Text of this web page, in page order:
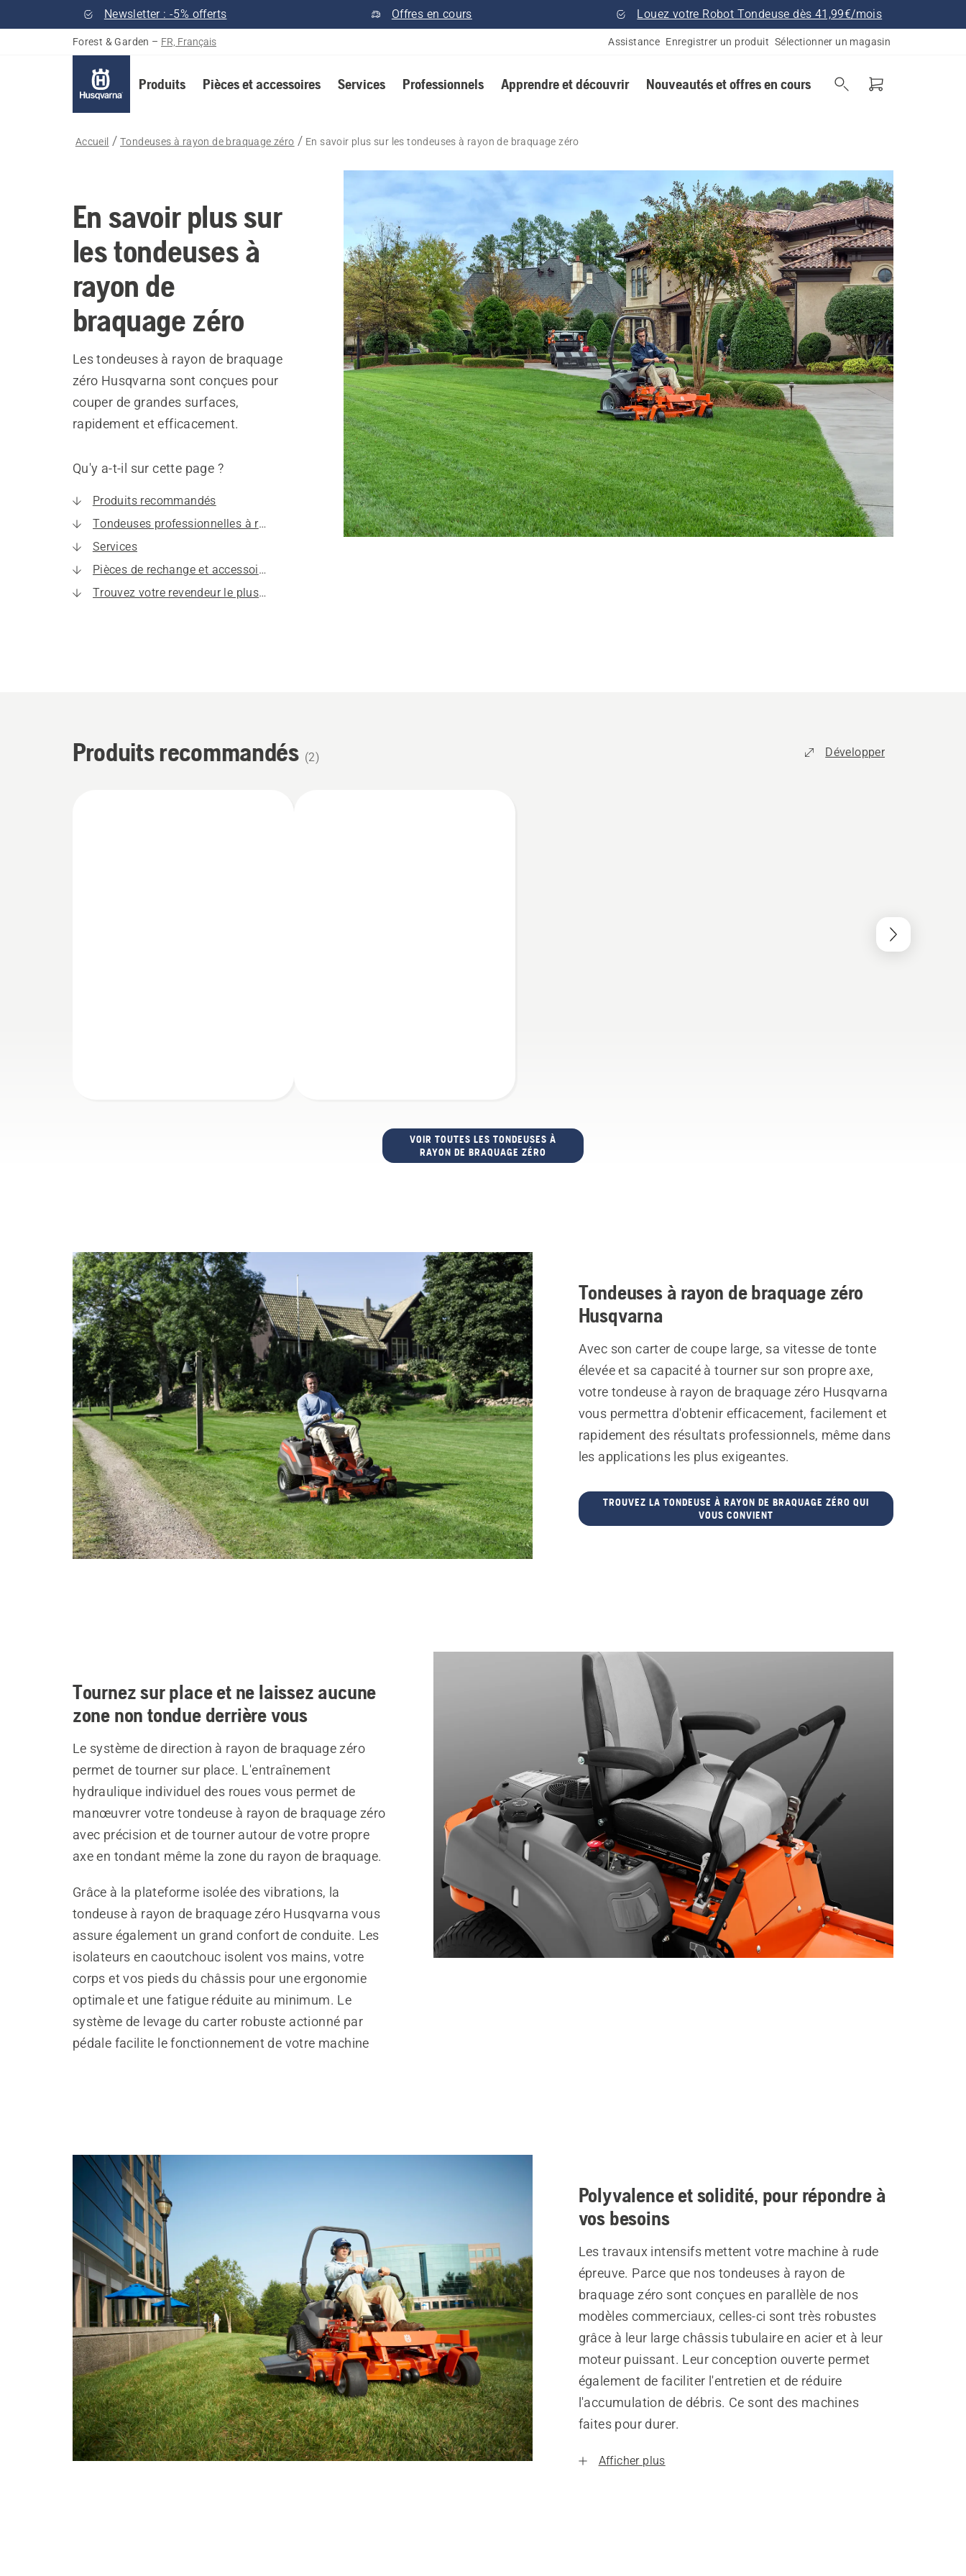
Newsletter : -5% offerts Offres en cours Louez votre Robot Tondeuse dès 41,99€/mois
Forest & Garden – FR, Français Assistance Enregistrer un produit Sélectionner un magasin
Produits Pièces et accessoires Services Professionnels Apprendre et découvrir Nouveautés et offres en cours
Accueil Tondeuses à rayon de braquage zéro En savoir plus sur les tondeuses à rayon de braquage zéro
En savoir plus sur
les tondeuses à
rayon de
braquage zéro
Les tondeuses à rayon de braquage
zéro Husqvarna sont conçues pour
couper de grandes surfaces,
rapidement et efficacement.
Qu'y a-t-il sur cette page ?
Produits recommandés
Tondeuses professionnelles à rayon de braquage zéro
Services
Pièces de rechange et accessoires
Trouvez votre revendeur le plus proche
Produits recommandés (2) Développer
VOIR TOUTES LES TONDEUSES À
RAYON DE BRAQUAGE ZÉRO
Tondeuses à rayon de braquage zéro
Husqvarna
Avec son carter de coupe large, sa vitesse de tonte
élevée et sa capacité à tourner sur son propre axe,
votre tondeuse à rayon de braquage zéro Husqvarna
vous permettra d'obtenir efficacement, facilement et
rapidement des résultats professionnels, même dans
les applications les plus exigeantes.
TROUVEZ LA TONDEUSE À RAYON DE BRAQUAGE ZÉRO QUI
VOUS CONVIENT
Tournez sur place et ne laissez aucune
zone non tondue derrière vous
Le système de direction à rayon de braquage zéro
permet de tourner sur place. L'entraînement
hydraulique individuel des roues vous permet de
manœuvrer votre tondeuse à rayon de braquage zéro
avec précision et de tourner autour de votre propre
axe en tondant même la zone du rayon de braquage.
Grâce à la plateforme isolée des vibrations, la
tondeuse à rayon de braquage zéro Husqvarna vous
assure également un grand confort de conduite. Les
isolateurs en caoutchouc isolent vos mains, votre
corps et vos pieds du châssis pour une ergonomie
optimale et une fatigue réduite au minimum. Le
système de levage du carter robuste actionné par
pédale facilite le fonctionnement de votre machine
Polyvalence et solidité, pour répondre à
vos besoins
Les travaux intensifs mettent votre machine à rude
épreuve. Parce que nos tondeuses à rayon de
braquage zéro sont conçues en parallèle de nos
modèles commerciaux, celles-ci sont très robustes
grâce à leur large châssis tubulaire en acier et à leur
moteur puissant. Leur conception ouverte permet
également de faciliter l'entretien et de réduire
l'accumulation de débris. Ce sont des machines
faites pour durer.
Afficher plus